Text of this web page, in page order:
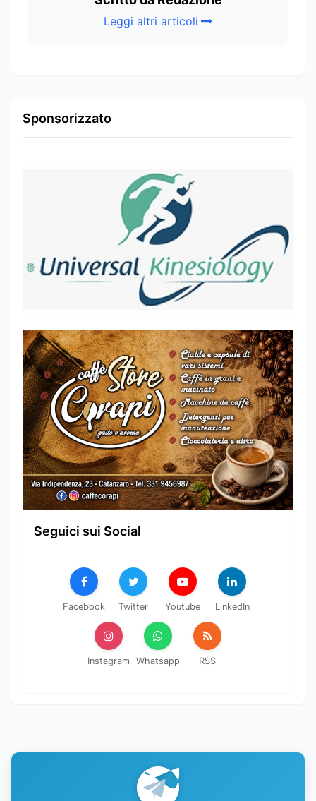
Leggi altri articoli
Sponsorizzato
Seguici sui Social
Facebook Twitter Youtube LinkedIn
Instagram Whatsapp RSS